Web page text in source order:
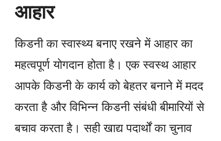
आहार
किडनी का स्वास्थ्य बनाए रखने में आहार का
महत्वपूर्ण योगदान होता है। एक स्वस्थ आहार
आपके किडनी के कार्य को बेहतर बनाने में मदद
करता है और विभिन्न किडनी संबंधी बीमारियों से
बचाव करता है। सही खाद्य पदार्थों का चुनाव